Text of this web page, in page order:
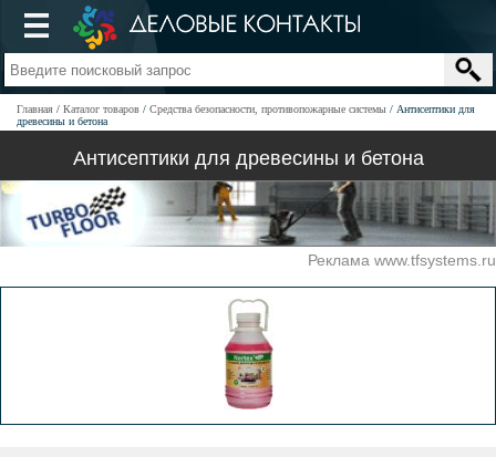
Главная Каталог товаров Средства безопасности, противопожарные системы
Антисептики для
древесины и бетона
Антисептики для древесины и бетона
Реклама www.tfsystems.ru